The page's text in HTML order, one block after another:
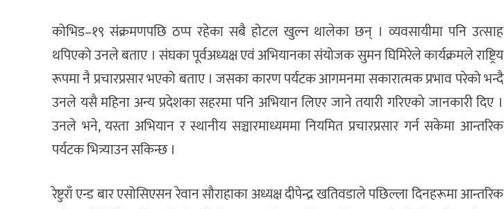
कोभिड–१९ संक्रमणपछि ठप्प रहेका सबै होटल खुल्न थालेका छन् । व्यवसायीमा पनि उत्साह
थपिएको उनले बताए । संघका पूर्वअध्यक्ष एवं अभियानका संयोजक सुमन घिमिरेले कार्यक्रमले राष्ट्रिय
रूपमा नै प्रचारप्रसार भएको बताए । जसका कारण पर्यटक आगमनमा सकारात्मक प्रभाव परेको भन्दै
उनले यसै महिना अन्य प्रदेशका सहरमा पनि अभियान लिएर जाने तयारी गरिएको जानकारी दिए ।
उनले भने, यस्ता अभियान र स्थानीय सञ्चारमाध्यममा नियमित प्रचारप्रसार गर्न सकेमा आन्तरिक
पर्यटक भित्र्याउन सकिन्छ ।
रेष्टुराँ एन्ड बार एसोसिएसन रेवान सौराहाका अध्यक्ष दीपेन्द्र खतिवडाले पछिल्ला दिनहरूमा आन्तरिक